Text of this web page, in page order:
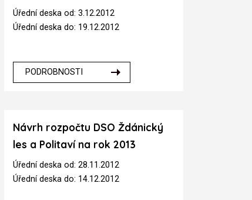
Úřední deska od: 3.12.2012
Úřední deska do: 19.12.2012
PODROBNOSTI
Návrh rozpočtu DSO Ždánický
les a Politaví na rok 2013
Úřední deska od: 28.11.2012
Úřední deska do: 14.12.2012